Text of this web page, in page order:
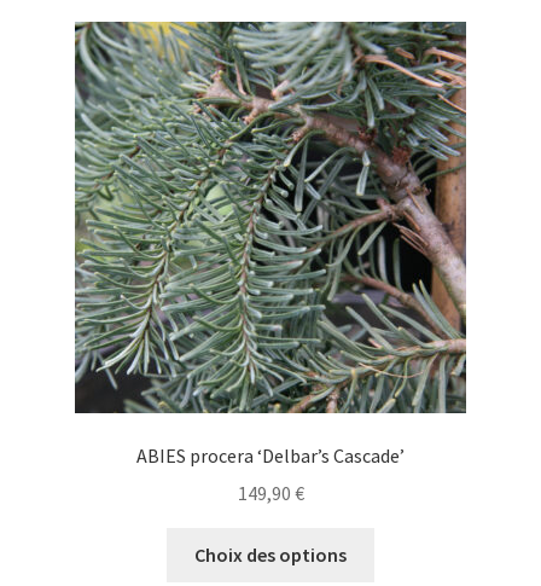
variations.
Les
options
peuvent
être
choisies
sur
la
page
du
produit
ABIES procera ‘Delbar’s Cascade’
149,90 €
Choix des options